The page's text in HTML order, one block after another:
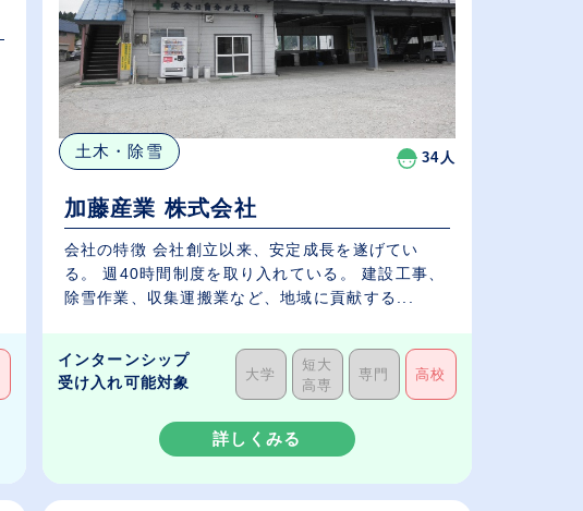
土木・除雪 34人
加藤産業 株式会社
会社の特徴 会社創立以来、安定成長を遂げてい
る。 週40時間制度を取り入れている。 建設工事、
除雪作業、収集運搬業など、地域に貢献する...
インターンシップ
受け入れ可能対象
大学
短大
高専
専門 高校
詳しくみる